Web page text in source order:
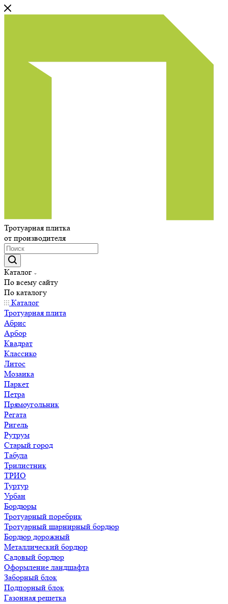
Тротуарная плитка
от производителя
Каталог
По всему сайту
По каталогу
Каталог
Тротуарная плита
Абрис
Арбор
Квадрат
Классико
Литос
Мозаика
Паркет
Петра
Прямоугольник
Регата
Ригель
Рутрум
Старый город
Табула
Трилистник
ТРИО
Туртур
Урбан
Бордюры
Тротуарный поребрик
Тротуарный шарнирный бордюр
Бордюр дорожный
Металлический бордюр
Садовый бордюр
Оформление ландшафта
Заборный блок
Подпорный блок
Газонная решетка